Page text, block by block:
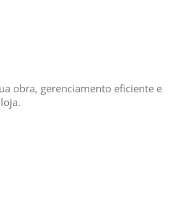
obra, gerenciamento eficiente e